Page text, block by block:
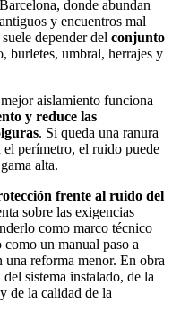
donde abundan
y encuentros mal
suele depender del conjunto
burletes, umbral, herrajes y
aislamiento funciona
y reduce las
. Si queda una ranura
perímetro, el ruido puede
alta.
frente al ruido del
sobre las exigencias
como marco técnico
un manual paso a
una reforma menor. En obra
sistema instalado, de la
de la calidad de la